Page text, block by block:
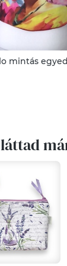
mintás